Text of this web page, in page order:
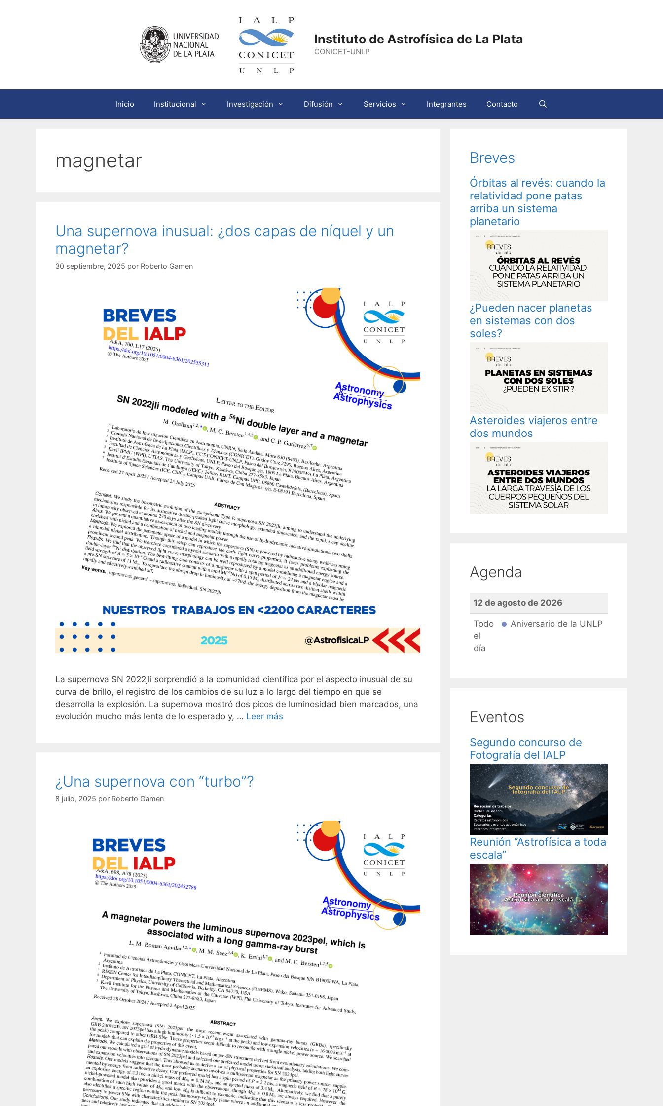
Instituto de Astrofísica de La Plata
CONICET-UNLP
Inicio Institucional Investigación Difusión Servicios Integrantes Contacto
magnetar
Una supernova inusual: ¿dos capas de níquel y un
magnetar?
30 septiembre, 2025 por Roberto Gamen
La supernova SN 2022jli sorprendió a la comunidad científica por el aspecto inusual de su
curva de brillo, el registro de los cambios de su luz a lo largo del tiempo en que se
desarrolla la explosión. La supernova mostró dos picos de luminosidad bien marcados, una
evolución mucho más lenta de lo esperado y, … Leer más
¿Una supernova con “turbo”?
8 julio, 2025 por Roberto Gamen
Breves
Órbitas al revés: cuando la
relatividad pone patas
arriba un sistema
planetario
¿Pueden nacer planetas
en sistemas con dos
soles?
Asteroides viajeros entre
dos mundos
Agenda
12 de agosto de 2026
Todo
el
día
Aniversario de la UNLP
Eventos
Segundo concurso de
Fotografía del IALP
Reunión “Astrofísica a toda
escala”